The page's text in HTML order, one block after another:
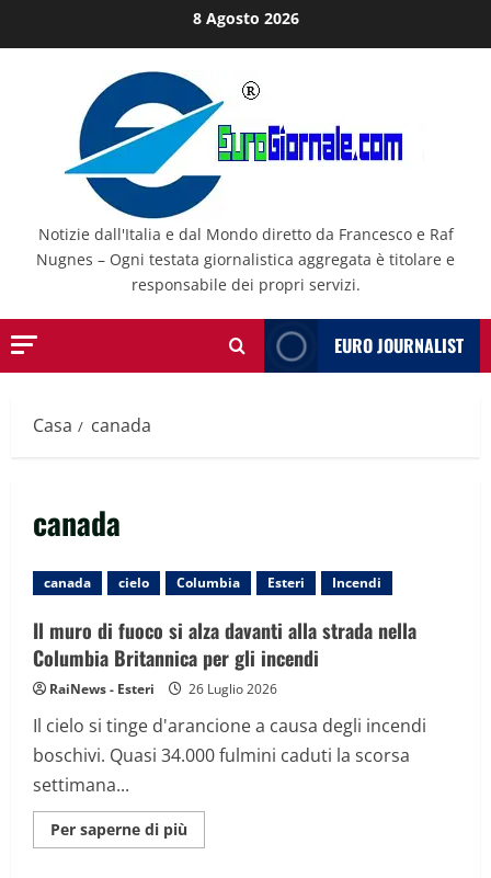
al
8 Agosto 2026
Notizie dall'Italia e dal Mondo diretto da Francesco e Raf
Nugnes – Ogni testata giornalistica aggregata è titolare e
responsabile dei propri servizi.
EURO JOURNALIST
Casa canada
canada
canada cielo Columbia Esteri Incendi
Il muro di fuoco si alza davanti alla strada nella
Columbia Britannica per gli incendi
RaiNews - Esteri 26 Luglio 2026
Il cielo si tinge d'arancione a causa degli incendi
boschivi. Quasi 34.000 fulmini caduti la scorsa
settimana...
Per saperne di più
informazioni